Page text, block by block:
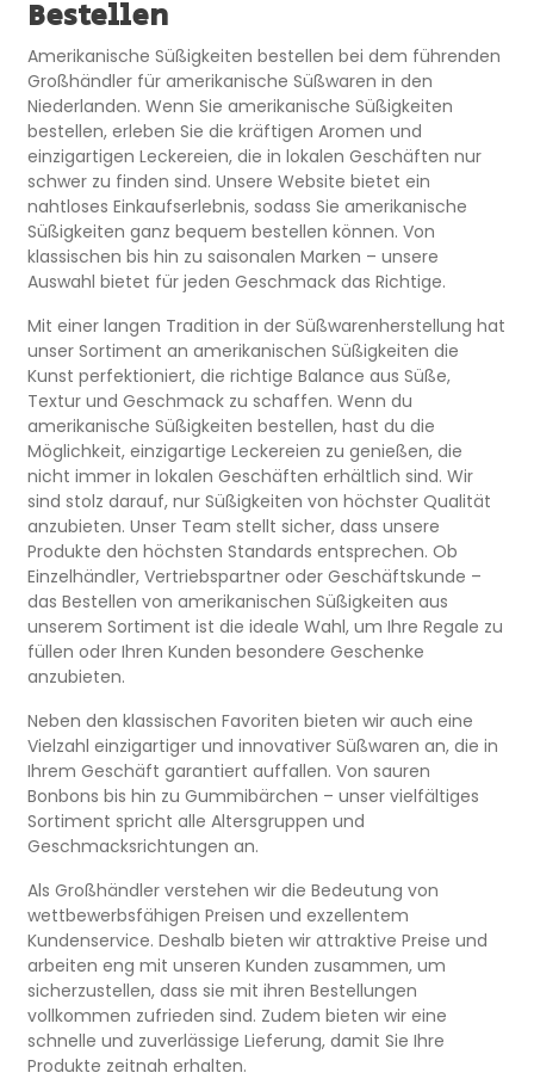
Bestellen
Amerikanische Süßigkeiten bestellen bei dem führenden
Großhändler für amerikanische Süßwaren in den
Niederlanden. Wenn Sie amerikanische Süßigkeiten
bestellen, erleben Sie die kräftigen Aromen und
einzigartigen Leckereien, die in lokalen Geschäften nur
schwer zu finden sind. Unsere Website bietet ein
nahtloses Einkaufserlebnis, sodass Sie amerikanische
Süßigkeiten ganz bequem bestellen können. Von
klassischen bis hin zu saisonalen Marken – unsere
Auswahl bietet für jeden Geschmack das Richtige.
Mit einer langen Tradition in der Süßwarenherstellung hat
unser Sortiment an amerikanischen Süßigkeiten die
Kunst perfektioniert, die richtige Balance aus Süße,
Textur und Geschmack zu schaffen. Wenn du
amerikanische Süßigkeiten bestellen, hast du die
Möglichkeit, einzigartige Leckereien zu genießen, die
nicht immer in lokalen Geschäften erhältlich sind. Wir
sind stolz darauf, nur Süßigkeiten von höchster Qualität
anzubieten. Unser Team stellt sicher, dass unsere
Produkte den höchsten Standards entsprechen. Ob
Einzelhändler, Vertriebspartner oder Geschäftskunde –
das Bestellen von amerikanischen Süßigkeiten aus
unserem Sortiment ist die ideale Wahl, um Ihre Regale zu
füllen oder Ihren Kunden besondere Geschenke
anzubieten.
Neben den klassischen Favoriten bieten wir auch eine
Vielzahl einzigartiger und innovativer Süßwaren an, die in
Ihrem Geschäft garantiert auffallen. Von sauren
Bonbons bis hin zu Gummibärchen – unser vielfältiges
Sortiment spricht alle Altersgruppen und
Geschmacksrichtungen an.
Als Großhändler verstehen wir die Bedeutung von
wettbewerbsfähigen Preisen und exzellentem
Kundenservice. Deshalb bieten wir attraktive Preise und
arbeiten eng mit unseren Kunden zusammen, um
sicherzustellen, dass sie mit ihren Bestellungen
vollkommen zufrieden sind. Zudem bieten wir eine
schnelle und zuverlässige Lieferung, damit Sie Ihre
Produkte zeitnah erhalten.